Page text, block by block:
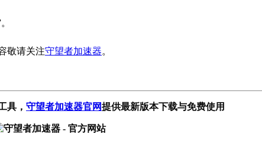
敬请关注守望者加速器。
具 ， 守望者加速器官网提供最新版本下载与免费使用